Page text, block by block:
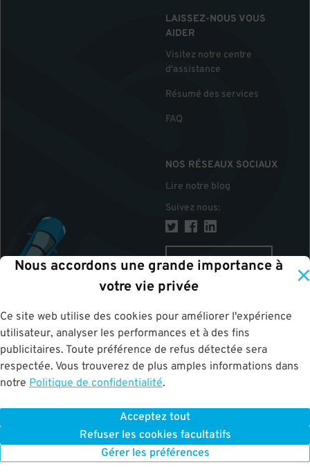
Nous accordons une grande importance à
votre vie privée
Ce site web utilise des cookies pour améliorer l'expérience
utilisateur, analyser les performances et à des fins
publicitaires. Toute préférence de refus détectée sera
respectée. Vous trouverez de plus amples informations dans
notre Politique de confidentialité.
Acceptez tout
Refuser les cookies facultatifs
Gérer les préférences
LAISSEZ-NOUS VOUS
AIDER
Visitez notre centre
d'assistance
Résumé des services
FAQ
NOS RÉSEAUX SOCIAUX
Lire notre blog
Suivez nous:
CANADA
HAUT
Tous les droits sont réservés.
Terms of Use for Motorists| Privacy Policy|ALPR Policy
Your Privacy Choices